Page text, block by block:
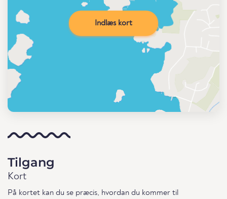
Indlæs kort
Tilgang
Kort
På kortet kan du se præcis, hvordan du kommer til